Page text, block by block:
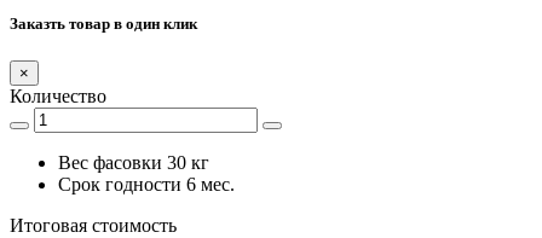
Заказть товар в один клик
×
Количество
Вес фасовки 30 кг
Срок годности 6 мес.
Итоговая стоимость